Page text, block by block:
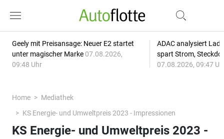
Geely mit Preisansage: Neuer E2 startet
unter magischer Marke 07.08.2026,
09:48 Uhr
ADAC analysiert
spart Strom,
07.08.2026, 09:47
Home
Mediathek
KS Energie- und Umweltpreis 2023 - Impressionen
KS Energie- und Umweltpreis 2023 -